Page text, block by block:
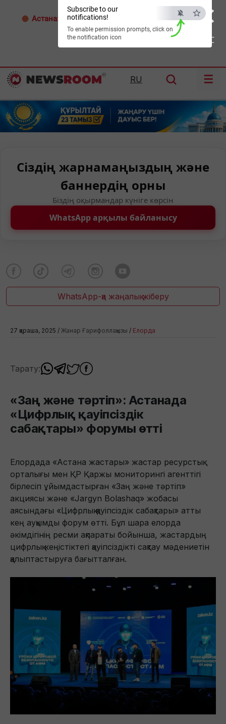
×
ESC
Subscribe to our
notifications!
To enable permission prompts, click on
the notification icon
Астана: 25°C Алматы: Шымкент:38°C
RU ☰
Сіздің жарнамаңыздың және
баннердің орны
Біздің оқырмандар күніге көрсін
WhatsApp арқылы байланысу
WhatsApp-қа жаңалық жіберу
27 қараша, 2025 / Жанар Ғарифоллақызы / Елорда
Тарату:
«Заң және тәртіп»: Астанада
«Цифрлық қауіпсіздік
сабақтары» форумы өтті
Елордада «Астана жастары» жастар ресурстық
орталығы мен ҚР Қаржы мониторингі агенттігі
бірлесіп ұйымдастырған «Заң және тәртіп»
акциясы және «Jargyn Bolashaq» жобасы
аясындағы «Цифрлық қауіпсіздік сабақтары» атты
кең ауқымды форум өтті. Бұл шара елорда
әкімдігінің ресми ақпараты бойынша, жастардың
цифрлық кеңістіктегі қауіпсіздікті сақтау мәдениетін
қалыптастыруға бағытталған.